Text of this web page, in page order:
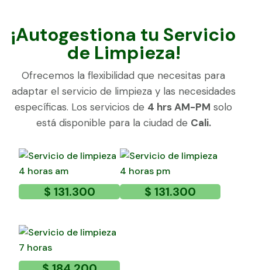
¡Autogestiona tu Servicio
de Limpieza!
Ofrecemos la flexibilidad que necesitas para
adaptar el servicio de limpieza y las necesidades
específicas. Los servicios de 4 hrs AM-PM solo
está disponible para la ciudad de Cali.
$ 131.300 $ 131.300